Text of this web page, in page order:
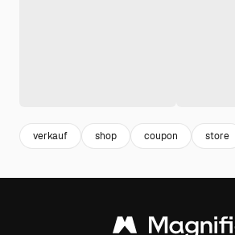
verkauf shop coupon store